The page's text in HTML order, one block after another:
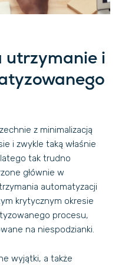
utrzymanie i
z minimalizacją
i zwykle taką właśnie
tak trudno
głównie w
automatyzacji
krytycznym okresie
procesu,
na niespodzianki.
wyjątki, a także